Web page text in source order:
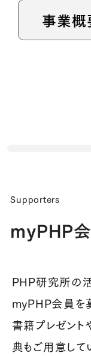
事業概
Supporters
myPHP
PHP研究所の活
myPHP会員を
書籍プレゼント
典もご用意して